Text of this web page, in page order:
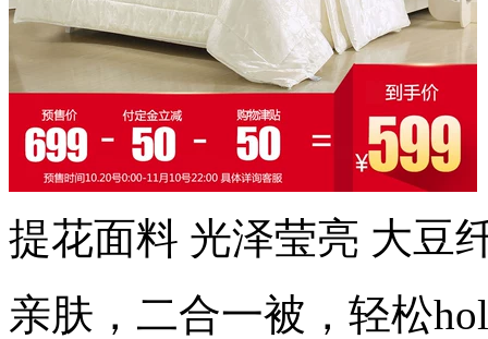
提花面料 光泽莹亮 大豆
亲肤，二合一被，轻松